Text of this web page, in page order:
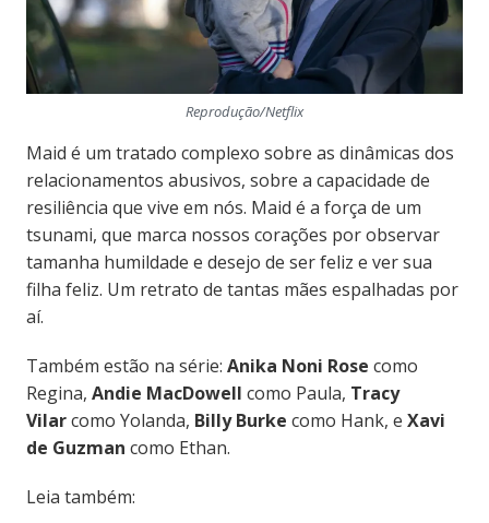
Reprodução/Netflix
Maid é um tratado complexo sobre as dinâmicas dos
relacionamentos abusivos, sobre a capacidade de
resiliência que vive em nós. Maid é a força de um
tsunami, que marca nossos corações por observar
tamanha humildade e desejo de ser feliz e ver sua
filha feliz. Um retrato de tantas mães espalhadas por
aí.
Também estão na série: Anika Noni Rose como
Regina, Andie MacDowell como Paula, Tracy
Vilarcomo Yolanda, Billy Burke como Hank, e Xavi
de Guzman como Ethan.
Leia também: